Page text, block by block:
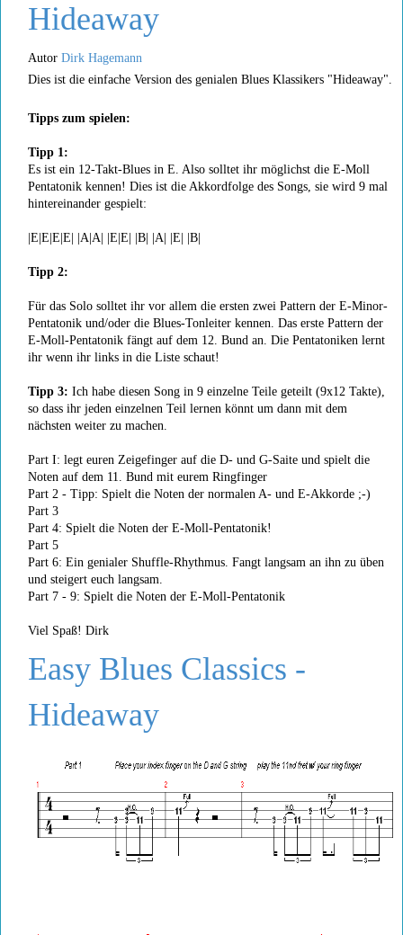
Hideaway
Autor Dirk Hagemann
Dies ist die einfache Version des genialen Blues Klassikers "Hideaway".
Tipps zum spielen:
Tipp 1:
Es ist ein 12-Takt-Blues in E. Also solltet ihr möglichst die E-Moll
Pentatonik kennen! Dies ist die Akkordfolge des Songs, sie wird 9 mal
hintereinander gespielt:
|E|E|E|E| |A|A| |E|E| |B| |A| |E| |B|
Tipp 2:
Für das Solo solltet ihr vor allem die ersten zwei Pattern der E-Minor-
Pentatonik und/oder die Blues-Tonleiter kennen. Das erste Pattern der
E-Moll-Pentatonik fängt auf dem 12. Bund an. Die Pentatoniken lernt
ihr wenn ihr links in die Liste schaut!
Tipp 3: Ich habe diesen Song in 9 einzelne Teile geteilt (9x12 Takte),
so dass ihr jeden einzelnen Teil lernen könnt um dann mit dem
nächsten weiter zu machen.
Part I: legt euren Zeigefinger auf die D- und G-Saite und spielt die
Noten auf dem 11. Bund mit eurem Ringfinger
Part 2 - Tipp: Spielt die Noten der normalen A- und E-Akkorde ;-)
Part 3
Part 4: Spielt die Noten der E-Moll-Pentatonik!
Part 5
Part 6: Ein genialer Shuffle-Rhythmus. Fangt langsam an ihn zu üben
und steigert euch langsam.
Part 7 - 9: Spielt die Noten der E-Moll-Pentatonik
Viel Spaß! Dirk
Easy Blues Classics -
Hideaway